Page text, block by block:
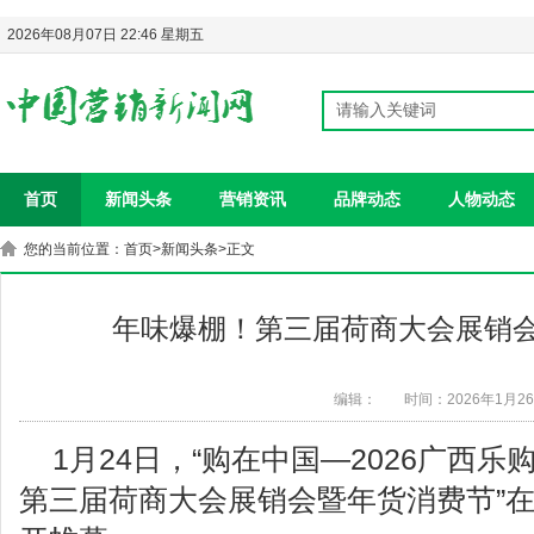
2026年08月07日 22:46 星期五
首页 新闻头条 营销资讯 品牌动态 人物动态
您的当前位置： 首页>新闻头条>正文
年味爆棚！第三届荷商大会展销
编辑： 时间：2026年1月
1月24日，“购在中国—2026广西乐
第三届荷商大会展销会暨年货消费节”